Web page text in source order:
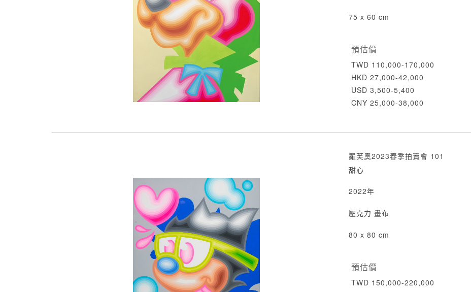
75 x 60 cm
預估價
TWD 110,000-170,000
HKD 27,000-42,000
USD 3,500-5,400
CNY 25,000-38,000
羅芙奧2023春季拍賣會 101
甜心
2022年
壓克力 畫布
80 x 80 cm
預估價
TWD 150,000-220,000